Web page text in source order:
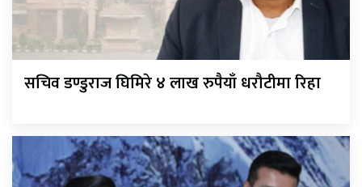
सचिव डण्डुराज घिमिरे ४ लाख रुपैयाँ धरौटीमा रिहा